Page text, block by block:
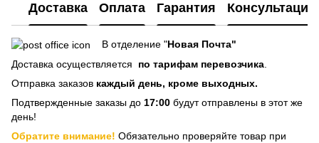
Доставка Оплата Гарантия Консультация
В отделение "Новая Почта"
Доставка осуществляется
по тарифам перевозчика
Отправка заказов каждый день, кроме выходных.
Подтвержденные заказы до 17:00 будут отправлены в этот же
день!
Обратите внимание! Обязательно проверяйте товар при